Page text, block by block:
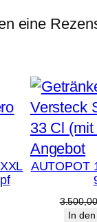
eine
Angebot
AUTOPOT
In